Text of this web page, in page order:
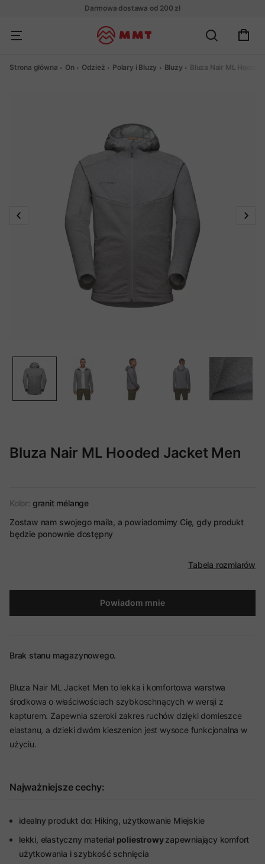
Darmowa dostawa od 200 zł
Strona główna On Odzież Polary i Bluzy Bluzy Bluza Nair ML
Bluza Nair ML Hooded Jacket Men
Kolor: granit mélange
Zostaw nam swojego maila, a powiadomimy Cię, gdy produkt
będzie ponownie dostępny
Tabela rozmiarów
Powiadom mnie
Brak stanu magazynowego.
Bluza Nair ML Jacket Men to lekka i komfortowa warstwa
środkowa o właściwościach szybkoschnących w wersji z
kapturem. Zapewnia szeroki zakres ruchów dzięki domieszce
elastanu, a dzieki dwóm kieszenion jest wysoce funkcjonalna w
użyciu.
Najważniejsze cechy:
idealny produkt do: Hiking, użytkowanie Miejskie
lekki, elastyczny materiał poliestrowyzapewniający komfort
użytkowania i szybkość schnięcia